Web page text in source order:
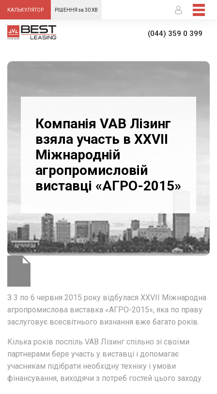
КАЛЬКУЛЯТОР РІШЕННЯ за 30 ХВ
(044) 359 0 399
Компанія VAB Лізинг
взяла участь в XXVII
Міжнародній
агропромисловій
виставці «АГРО-2015»
З 3 по 6 червня 2015 року відбулася XXVII Міжнародна
агропромислова виставка «АГРО-2015», яка по праву
заслуговує всесвітнього визнання вже багато років.
Кілька років поспіль VAB Лізинг спільно зі своїми
партнерами бере участь у виставці і допомагає
учасникам підібрати необхідну техніку і умови
фінансування, виходячи з потреб гостей цього заходу.